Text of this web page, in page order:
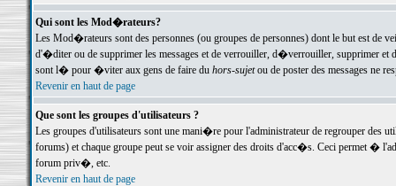
Qui sont les Mod�rateurs?
Les Mod�rateurs sont des personnes (ou groupes de personnes) dont le but est de
d'�diter ou de supprimer les messages et de verrouiller, d�verrouiller, supprimer
sont l� pour �viter aux gens de faire du hors-sujetou de poster des messages ne
Revenir en haut de page
Que sont les groupes d'utilisateurs ?
Les groupes d'utilisateurs sont une mani�re pour l'administrateur de regrouper des
forums) et chaque groupe peut se voir assigner des droits d'acc�s. Ceci permet
forum priv�, etc.
Revenir en haut de page